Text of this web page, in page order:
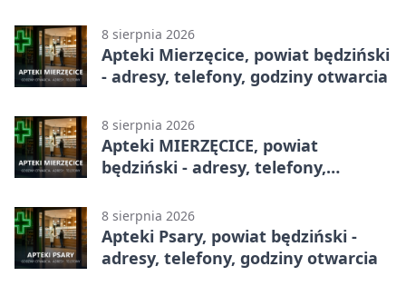
8 sierpnia 2026
Apteki Mierzęcice, powiat będziński
- adresy, telefony, godziny otwarcia
8 sierpnia 2026
Apteki MIERZĘCICE, powiat
będziński - adresy, telefony,
8 sierpnia 2026
Apteki Psary, powiat będziński -
adresy, telefony, godziny otwarcia